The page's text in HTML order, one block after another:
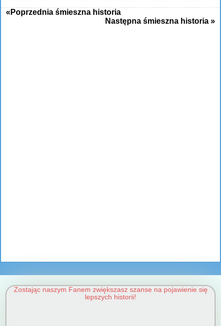
«Poprzednia śmieszna historia
Następna śmieszna historia »
Zostając naszym Fanem zwiększasz szanse na pojawienie się
lepszych historii!